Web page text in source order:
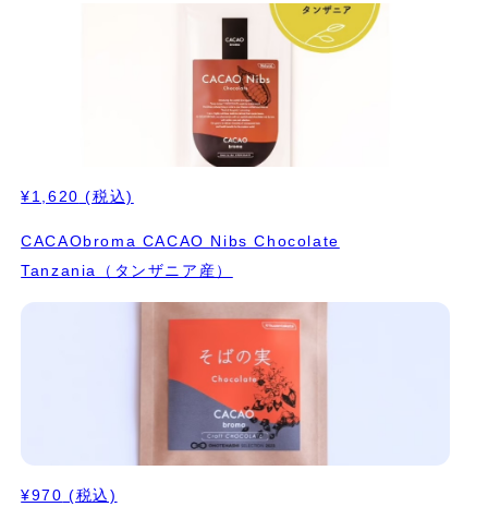
¥1,620 (税込)
CACAObroma CACAO Nibs Chocolate
Tanzania（タンザニア産）
¥970 (税込)